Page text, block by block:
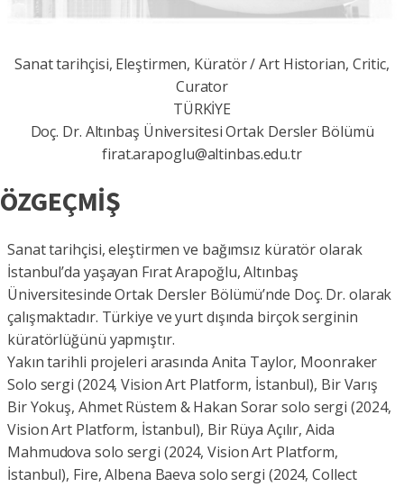
Sanat tarihçisi, Eleştirmen, Küratör / Art Historian, Critic,
Curator
TÜRKİYE
Doç. Dr. Altınbaş Üniversitesi Ortak Dersler Bölümü
firat.arapoglu@altinbas.edu.tr
ÖZGEÇMİŞ
Sanat tarihçisi, eleştirmen ve bağımsız küratör olarak
İstanbul’da yaşayan Fırat Arapoğlu, Altınbaş
Üniversitesinde Ortak Dersler Bölümü’nde Doç. Dr. olarak
çalışmaktadır. Türkiye ve yurt dışında birçok serginin
küratörlüğünü yapmıştır.
Yakın tarihli projeleri arasında Anita Taylor, Moonraker
Solo sergi (2024, Vision Art Platform, İstanbul), Bir Varış
Bir Yokuş, Ahmet Rüstem & Hakan Sorar solo sergi (2024,
Vision Art Platform, İstanbul), Bir Rüya Açılır, Aida
Mahmudova solo sergi (2024, Vision Art Platform,
İstanbul), Fire, Albena Baeva solo sergi (2024, Collect